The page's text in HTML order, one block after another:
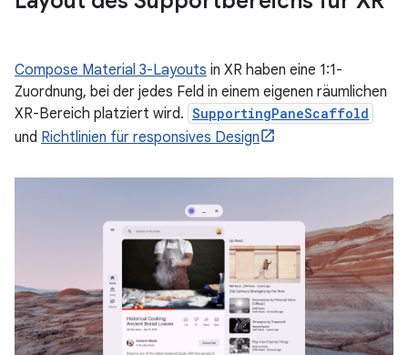
Compose Material 3-Layouts in XR haben eine 1:1-
Zuordnung, bei der jedes Feld in einem eigenen räumlichen
XR-Bereich platziert wird. SupportingPaneScaffold
und Richtlinien für responsives Design